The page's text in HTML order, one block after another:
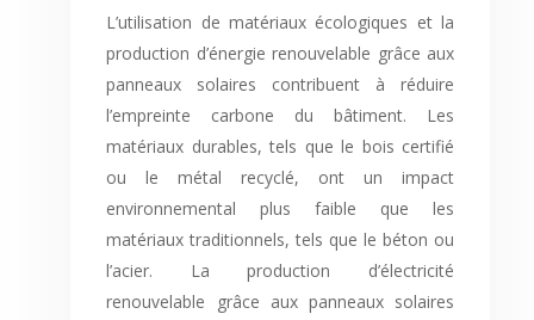
L’utilisation de matériaux écologiques et la
production d’énergie renouvelable grâce aux
panneaux solaires contribuent à réduire
l’empreinte carbone du bâtiment. Les
matériaux durables, tels que le bois certifié
ou le métal recyclé, ont un impact
environnemental plus faible que les
matériaux traditionnels, tels que le béton ou
l’acier. La production d’électricité
renouvelable grâce aux panneaux solaires